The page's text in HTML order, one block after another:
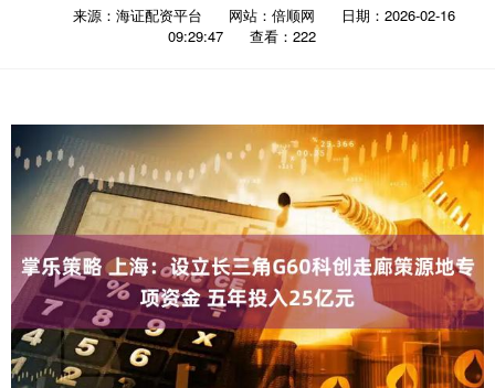
来源：海证配资平台 网站：倍顺网
日期：2026-02-16
09:29:47
查看：222